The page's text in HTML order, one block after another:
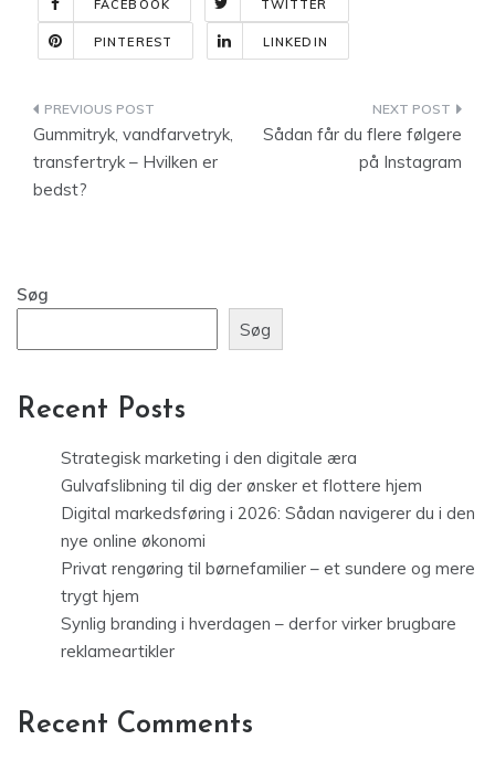
FACEBOOK TWITTER
PINTEREST LINKEDIN
Indlægsnavigation
Gummitryk, vandfarvetryk,
transfertryk – Hvilken er
bedst?
Sådan får du flere følgere
på Instagram
Søg
Søg
Recent Posts
Strategisk marketing i den digitale æra
Gulvafslibning til dig der ønsker et flottere hjem
Digital markedsføring i 2026: Sådan navigerer du i den
nye online økonomi
Privat rengøring til børnefamilier – et sundere og mere
trygt hjem
Synlig branding i hverdagen – derfor virker brugbare
reklameartikler
Recent Comments